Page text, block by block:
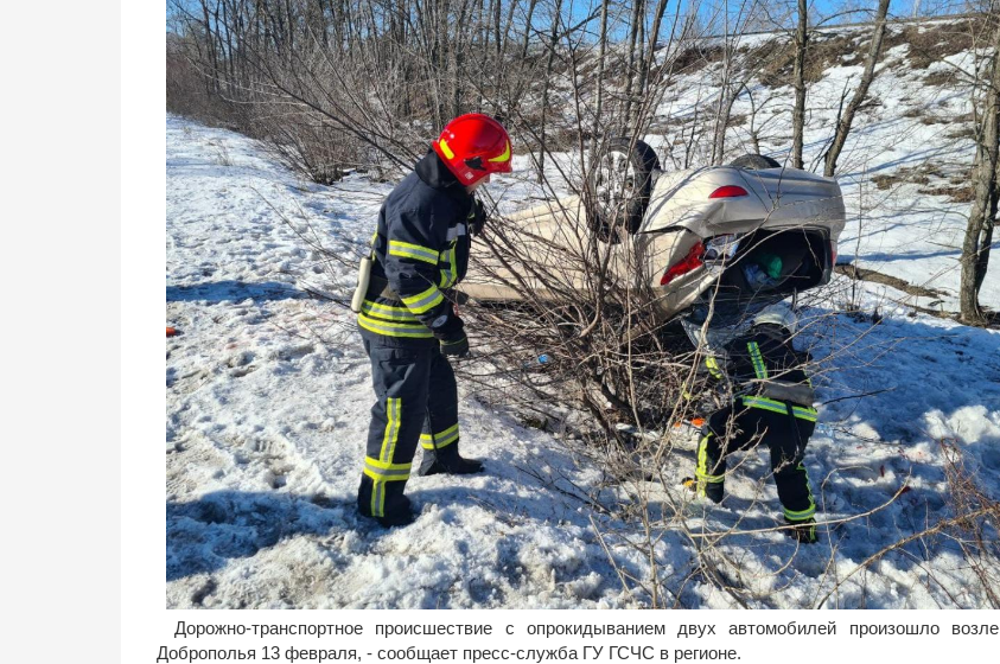
Дорожно-транспортное происшествие с опрокидыванием двух автомобилей произошло возле
Доброполья 13 февраля, - сообщает пресс-служба ГУ ГСЧС в регионе.